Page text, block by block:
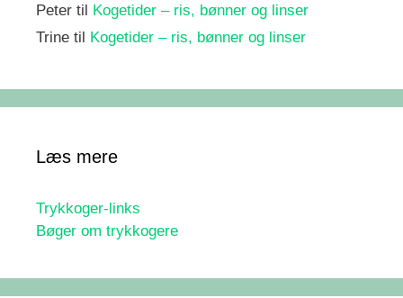
Peter til Kogetider – ris, bønner og linser
Trine til Kogetider – ris, bønner og linser
Læs mere
Trykkoger-links
Bøger om trykkogere